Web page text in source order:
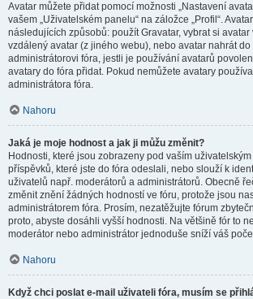
Avatar můžete přidat pomocí možnosti „Nastavení
vašem „Uživatelském panelu“ na záložce „Profil“.
následujících způsobů: použít Gravatar, vybrat si avatar
vzdálený avatar (z jiného webu), nebo avatar nahrát
administrátorovi fóra, jestli je používání avatarů
avatary do fóra přidat. Pokud nemůžete avatary
administrátora fóra.
Nahoru
Jaká je moje hodnost a jak ji můžu změnit?
Hodnosti, které jsou zobrazeny pod vaším
příspěvků, které jste do fóra odeslali, nebo slouží k
uživatelů např. moderátorů a administrátorů. Obecně
změnit znění žádných hodností ve fóru, protože jsou
administrátorem fóra. Prosím, nezatěžujte fórum
proto, abyste dosáhli vyšší hodnosti. Na většině fór to
moderátor nebo administrátor jednoduše sníží váš
Nahoru
Když chci poslat e-mail uživateli fóra, musím se